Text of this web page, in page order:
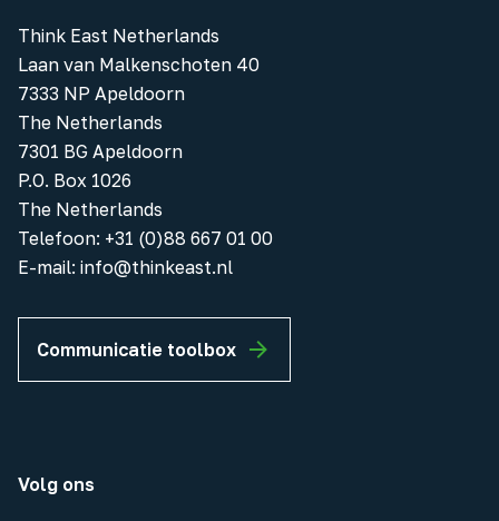
Think East Netherlands
Laan van Malkenschoten 40
7333 NP Apeldoorn
The Netherlands
7301 BG Apeldoorn
P.O. Box 1026
The Netherlands
Telefoon: +31 (0)88 667 01 00
E-mail: info@thinkeast.nl
Communicatie toolbox
Volg ons